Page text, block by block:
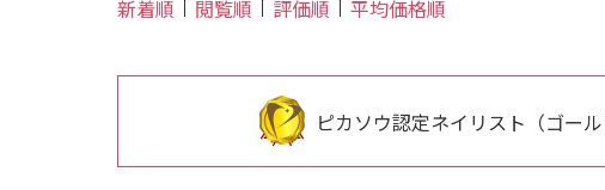
新着順 閲覧順 評価順 平均価格順
ピカソウ認定ネイリスト（ゴール